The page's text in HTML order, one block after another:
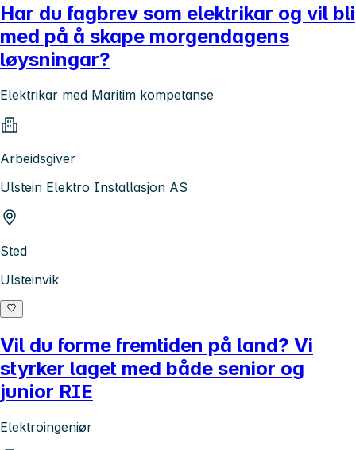
Har du fagbrev som elektrikar og vil bli
med på å skape morgendagens
løysningar?
Elektrikar med Maritim kompetanse
Arbeidsgiver
Ulstein Elektro Installasjon AS
Sted
Ulsteinvik
Vil du forme fremtiden på land? Vi
styrker laget med både senior og
junior RIE
Elektroingeniør